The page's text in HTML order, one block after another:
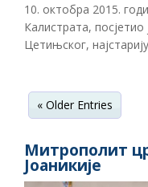
10. октобра 2015.
Калистрата,
Цетињског,
« Older Entries
Митрополит
Јоаникије